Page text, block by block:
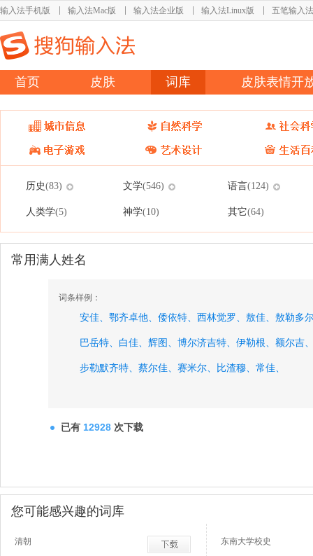
输入法手机版 输入法Mac版 输入法企业版 输入法Linux版 五笔输入法
首页 皮肤 词库 皮肤表情开
历史(83) 文学(546) 语言(124)
人类学(5) 神学(10) 其它(64)
常用满人姓名
词条样例：
安佳、 鄂齐卓他、 倭依特、 西林觉罗、 敖佳、 敖勒多
巴岳特、 白佳、 辉图、 博尔济吉特、 伊勒根、 额尔吉
步勒默齐特、 蔡尔佳、 赛米尔、 比渣穆、 常佳、
已有 12928 次下载
您可能感兴趣的词库
清朝 东南大学校史